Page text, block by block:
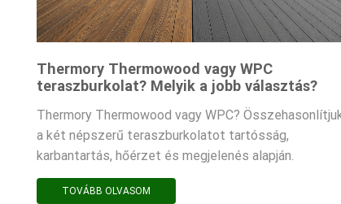
Thermory Thermowood vagy WPC
teraszburkolat? Melyik a jobb választás?
Thermory Thermowood vagy WPC?
a két népszerű teraszburkolatot tartósság,
karbantartás, hőérzet és megjelenés alapján.
TOVÁBB OLVASOM